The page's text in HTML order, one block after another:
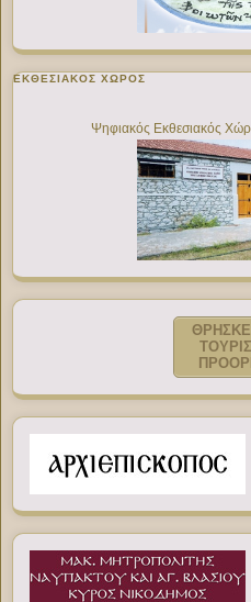
ΕΚΘΕΣΙΑΚΌΣ ΧΏΡΟΣ
Ψηφιακός Εκθεσιακός